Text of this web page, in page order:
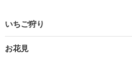
いちご狩り
お花見